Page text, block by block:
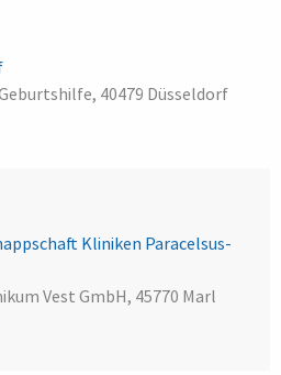
40479 Düsseldorf
Kliniken Paracelsus-
Vest GmbH, 45770 Marl